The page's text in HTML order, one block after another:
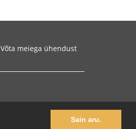
Sain aru.
Võta meiega ühendust